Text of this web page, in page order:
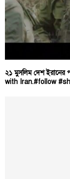
২১ মুসলিম দেশ
with Iran.#follow